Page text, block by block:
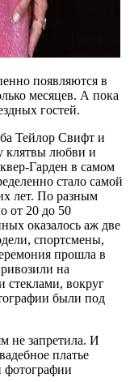
появляются в
месяцев. А пока
гостей.
Тейлор Свифт и
клятвы любви и
Гарден в самом
стало самой
лет. По разным
от 20 до 50
оказалось аж две
спортсмены,
прошла в
на
стеклами, вокруг
были под
не запретила. И
платье
фотографии